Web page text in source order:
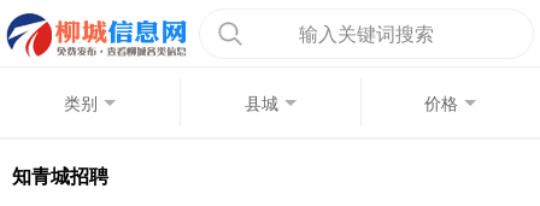
输入关键词搜索
类别 县城 价格
知青城招聘